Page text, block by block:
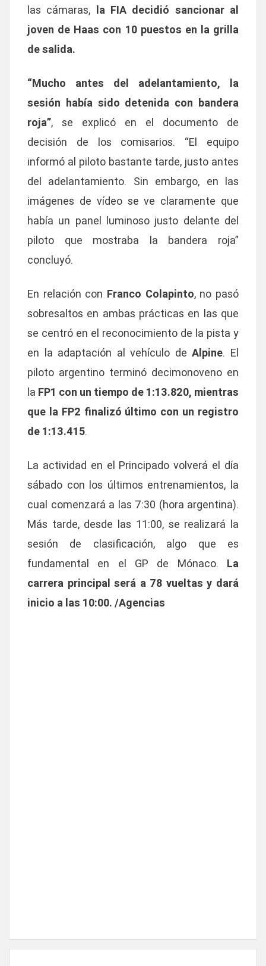
las cámaras, la FIA decidió sancionar al
joven de Haas con 10 puestos en la grilla
de salida.
“Mucho antes del adelantamiento, la
sesión había sido detenida con bandera
roja”, se explicó en el documento de
decisión de los comisarios. “El equipo
informó al piloto bastante tarde, justo antes
del adelantamiento. Sin embargo, en las
imágenes de vídeo se ve claramente que
había un panel luminoso justo delante del
piloto que mostraba la bandera roja”
concluyó.
En relación con Franco Colapinto, no pasó
sobresaltos en ambas prácticas en las que
se centró en el reconocimiento de la pista y
en la adaptación al vehículo de Alpine. El
piloto argentino terminó decimonoveno en
la FP1 con un tiempo de 1:13.820, mientras
que la FP2 finalizó último con un registro
de 1:13.415.
La actividad en el Principado volverá el día
sábado con los últimos entrenamientos, la
cual comenzará a las 7:30 (hora argentina).
Más tarde, desde las 11:00, se realizará la
sesión de clasificación, algo que es
fundamental en el GP de Mónaco.
La
carrera principal será a 78 vueltas y dará
inicio a las 10:00. /Agencias